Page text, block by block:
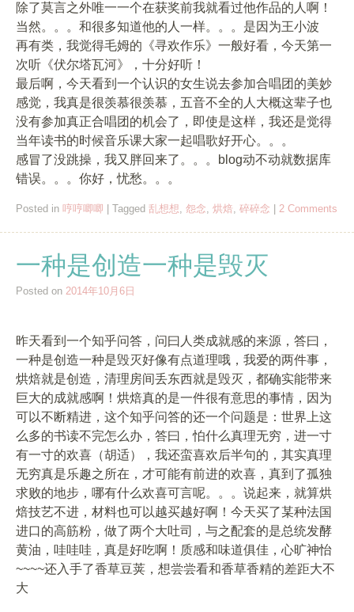
除了莫言之外唯一一个在获奖前我就看过他作品的人啊！
当然。。。和很多知道他的人一样。。。是因为王小波
再有类，我觉得毛姆的《寻欢作乐》一般好看，今天第一
次听《伏尔塔瓦河》，十分好听！
最后啊，今天看到一个认识的女生说去参加合唱团的美妙
感觉，我真是很羡慕很羡慕，五音不全的人大概这辈子也
没有参加真正合唱团的机会了，即使是这样，我还是觉得
当年读书的时候音乐课大家一起唱歌好开心。。。
感冒了没跳操，我又胖回来了。。。blog动不动就数据库
错误。。。你好，忧愁。。。
Posted in 哼哼唧唧 Tagged 乱想想, 怨念, 烘焙, 碎碎念 2 Comments
一种是创造一种是毁灭
Posted on 2014年10月6日
昨天看到一个知乎问答，问曰人类成就感的来源，答曰，
一种是创造一种是毁灭好像有点道理哦，我爱的两件事，
烘焙就是创造，清理房间丢东西就是毁灭，都确实能带来
巨大的成就感啊！烘焙真的是一件很有意思的事情，因为
可以不断精进，这个知乎问答的还一个问题是：世界上这
么多的书读不完怎么办，答曰，怕什么真理无穷，进一寸
有一寸的欢喜（胡适），我还蛮喜欢后半句的，其实真理
无穷真是乐趣之所在，才可能有前进的欢喜，真到了孤独
求败的地步，哪有什么欢喜可言呢。。。说起来，就算烘
焙技艺不进，材料也可以越买越好啊！今天买了某种法国
进口的高筋粉，做了两个大吐司，与之配套的是总统发酵
黄油，哇哇哇，真是好吃啊！质感和味道俱佳，心旷神怡
~~~~还入手了香草豆荚，想尝尝看和香草香精的差距大不
大